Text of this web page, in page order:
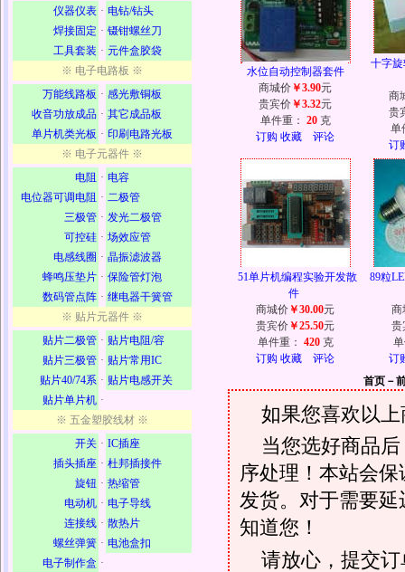
仪器仪表 · 电钻/钻头
焊接固定 · 镊钳螺丝刀
工具套装 · 元件盒胶袋
※ 电子电路板 ※
万能线路板 · 感光敷铜板
收音功放成品 · 其它成品板
单片机类光板 · 印刷电路光板
※ 电子元器件 ※
电阻 · 电容
电位器可调电阻 · 二极管
三极管 · 发光二极管
可控硅 · 场效应管
电感线圈 · 晶振滤波器
蜂鸣压垫片 · 保险管灯泡
数码管点阵 · 继电器干簧管
※ 贴片元器件 ※
贴片二极管 · 贴片电阻/容
贴片三极管 · 贴片常用IC
贴片40/74系 · 贴片电感开关
贴片单片机 ·
※ 五金塑胶线材 ※
开关 · IC插座
插头插座 · 杜邦插接件
旋钮 · 热缩管
电动机 · 电子导线
连接线 · 散热片
螺丝弹簧 · 电池盒扣
电子制作盒 ·
水位自动控制器套件
商城价 ￥3.90元
贵宾价 ￥3.32元
单件重： 20 克
订购 收藏 评论
十字
商
贵
单
订
51单片机编程实验开发散
件
商城价 ￥30.00元
贵宾价 ￥25.50元
单件重： 420 克
订购 收藏 评论
89粒
商
贵
订
首页－
如果您喜欢以
当您选好商品
序处理！本站会
发货。对于需要
知道您！
请放心，提交